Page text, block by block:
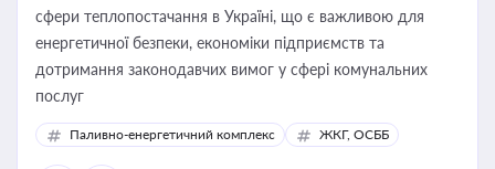
сфери теплопостачання в Україні, що є важливою для
енергетичної безпеки, економіки підприємств та
дотримання законодавчих вимог у сфері комунальних
послуг
Паливно-енергетичний комплекс ЖКГ, ОСББ